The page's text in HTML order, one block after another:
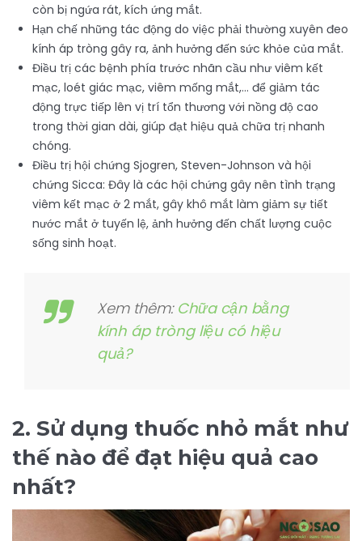
còn bị ngứa rát, kích ứng mắt.
Hạn chế những tác động do việc phải thường xuyên đeo
kính áp tròng gây ra, ảnh hưởng đến sức khỏe của mắt.
Điều trị các bệnh phía trước nhãn cầu như viêm kết
mạc, loét giác mạc, viêm mống mắt,… để giảm tác
động trực tiếp lên vị trí tổn thương với nồng độ cao
trong thời gian dài, giúp đạt hiệu quả chữa trị nhanh
chóng.
Điều trị hội chứng Sjogren, Steven-Johnson và hội
chứng Sicca: Đây là các hội chứng gây nên tình trạng
viêm kết mạc ở 2 mắt, gây khô mắt làm giảm sự tiết
nước mắt ở tuyến lệ, ảnh hưởng đến chất lượng cuộc
sống sinh hoạt.
Xem thêm: Chữa cận bằng
kính áp tròng liệu có hiệu
quả?
2. Sử dụng thuốc nhỏ mắt như
thế nào để đạt hiệu quả cao
nhất?